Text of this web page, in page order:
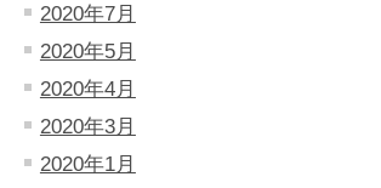
2020年7月
2020年5月
2020年4月
2020年3月
2020年1月